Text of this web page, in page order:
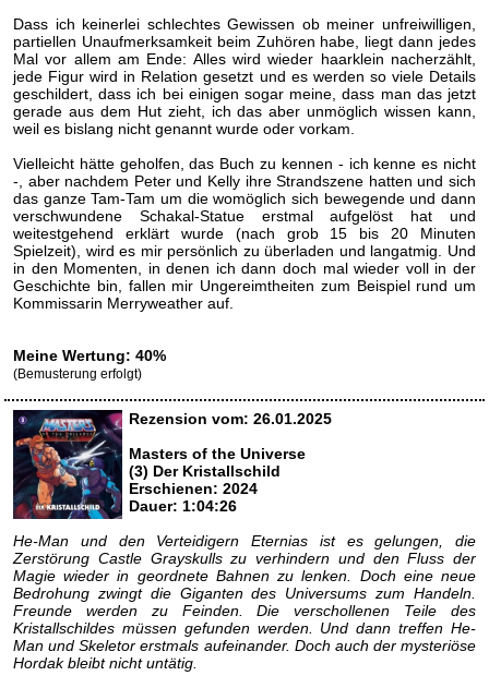
Dass ich keinerlei schlechtes Gewissen ob meiner unfreiwilligen,
partiellen Unaufmerksamkeit beim Zuhören habe, liegt dann jedes
Mal vor allem am Ende: Alles wird wieder haarklein nacherzählt,
jede Figur wird in Relation gesetzt und es werden so viele Details
geschildert, dass ich bei einigen sogar meine, dass man das jetzt
gerade aus dem Hut zieht, ich das aber unmöglich wissen kann,
weil es bislang nicht genannt wurde oder vorkam.
Vielleicht hätte geholfen, das Buch zu kennen - ich kenne es nicht
-, aber nachdem Peter und Kelly ihre Strandszene hatten und sich
das ganze Tam-Tam um die womöglich sich bewegende und dann
verschwundene Schakal-Statue erstmal aufgelöst hat und
weitestgehend erklärt wurde (nach grob 15 bis 20 Minuten
Spielzeit), wird es mir persönlich zu überladen und langatmig. Und
in den Momenten, in denen ich dann doch mal wieder voll in der
Geschichte bin, fallen mir Ungereimtheiten zum Beispiel rund um
Kommissarin Merryweather auf.
Meine Wertung: 40%
(Bemusterung erfolgt)
Rezension vom: 26.01.2025
Masters of the Universe
(3) Der Kristallschild
Erschienen: 2024
Dauer: 1:04:26
He-Man und den Verteidigern Eternias ist es gelungen, die
Zerstörung Castle Grayskulls zu verhindern und den Fluss der
Magie wieder in geordnete Bahnen zu lenken. Doch eine neue
Bedrohung zwingt die Giganten des Universums zum Handeln.
Freunde werden zu Feinden. Die verschollenen Teile des
Kristallschildes müssen gefunden werden. Und dann treffen He-
Man und Skeletor erstmals aufeinander. Doch auch der mysteriöse
Hordak bleibt nicht untätig.